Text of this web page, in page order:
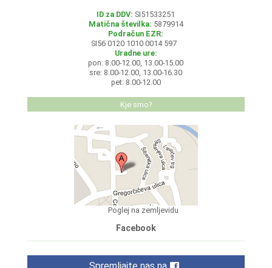
ID za DDV: SI51533251
Matična številka: 5879914
Podračun EZR:
SI56 0120 1010 0014 597
Uradne ure:
pon: 8.00-12.00, 13.00-15.00
sre: 8.00-12.00, 13.00-16.30
pet: 8.00-12.00
Kje smo?
Poglej na zemljevidu
Facebook